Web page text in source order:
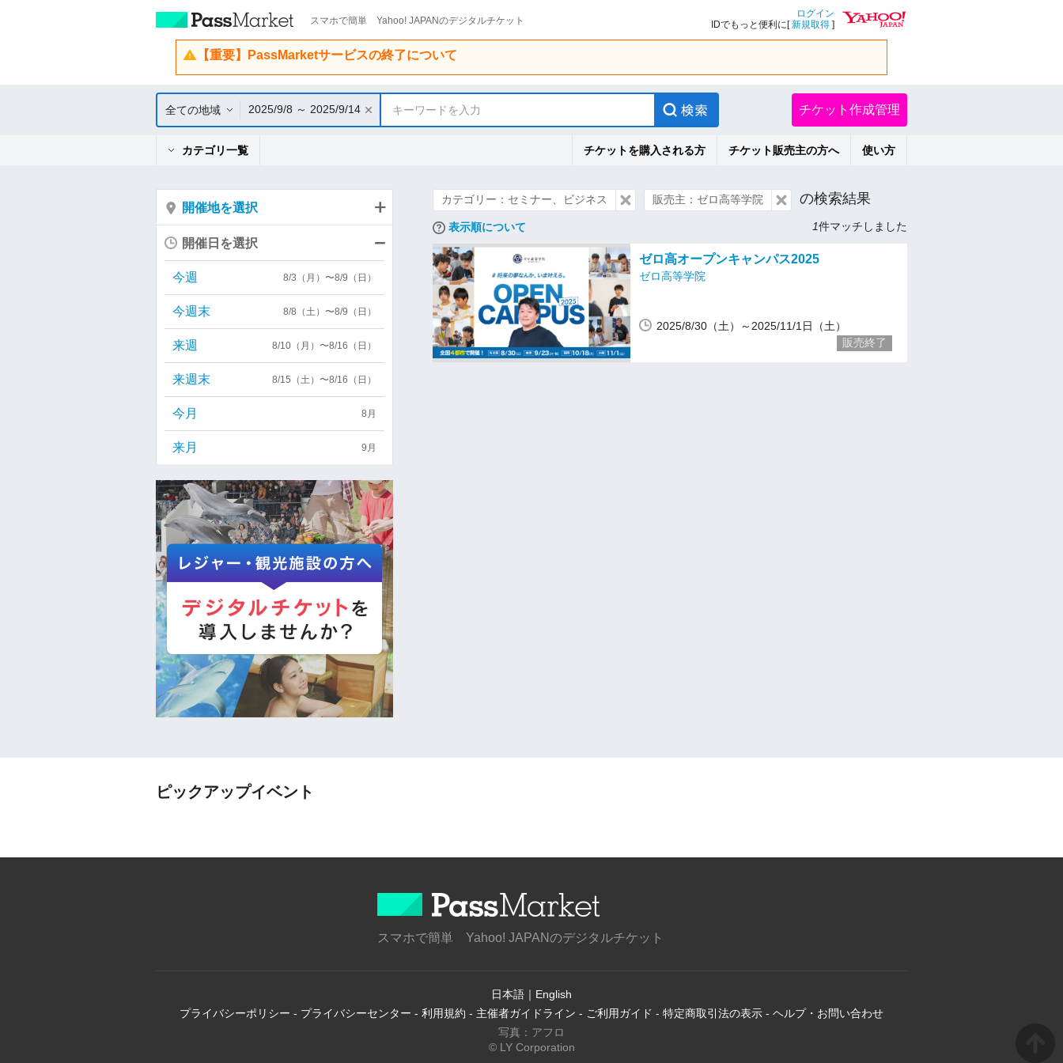
スマホで簡単 Yahoo! JAPANのデジタルチケット
ログイン
IDでもっと便利に[新規取得 ]
【重要】PassMarketサービスの終了について
全ての地域 2025/9/8 ～ 2025/9/14 キーワードを入力 チケット作成管理
カテゴリ一覧 チケットを購入される方 チケット販売主の方へ 使い方
カテゴリー：セミナー、ビジネス 販売主：ゼロ高等学院 の検索結果
表示順について 1件マッチしました
ゼロ高オープンキャンパス2025
ゼロ高等学院
2025/8/30（土）～2025/11/1日（土）
販売終了
開催地を選択
開催日を選択
今週 8/3（月）〜8/9（日）
今週末 8/8（土）〜8/9（日）
来週 8/10（月）〜8/16（日）
来週末 8/15（土）〜8/16（日）
今月 8月
来月 9月
ピックアップイベント
スマホで簡単 Yahoo! JAPANのデジタルチケット
日本語 ｜ English
プライバシーポリシー - プライバシーセンター - 利用規約 - 主催者ガイドライン - ご利用ガイド - 特定商取引法の表示 - ヘルプ・お問い合わせ
写真：アフロ
© LY Corporation